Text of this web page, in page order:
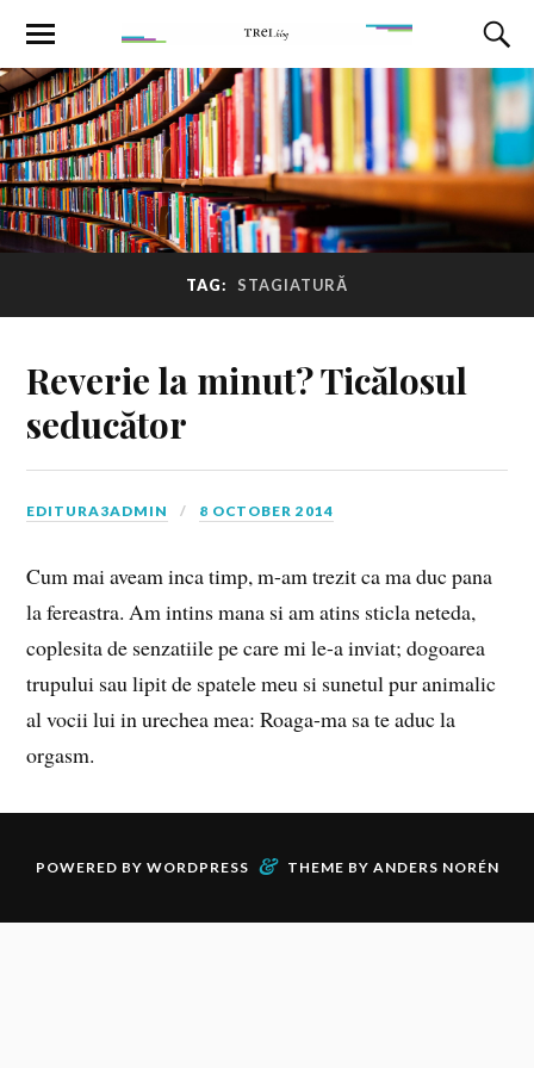
TAG: STAGIATURĂ
Reverie la minut? Ticălosul
seducător
EDITURA3ADMIN 8 OCTOBER 2014
Cum mai aveam inca timp, m-am trezit ca ma duc pana
la fereastra. Am intins mana si am atins sticla neteda,
coplesita de senzatiile pe care mi le-a inviat; dogoarea
trupului sau lipit de spatele meu si sunetul pur animalic
al vocii lui in urechea mea: Roaga-ma sa te aduc la
orgasm.
POWERED BY WORDPRESS & THEME BY ANDERS NORÉN